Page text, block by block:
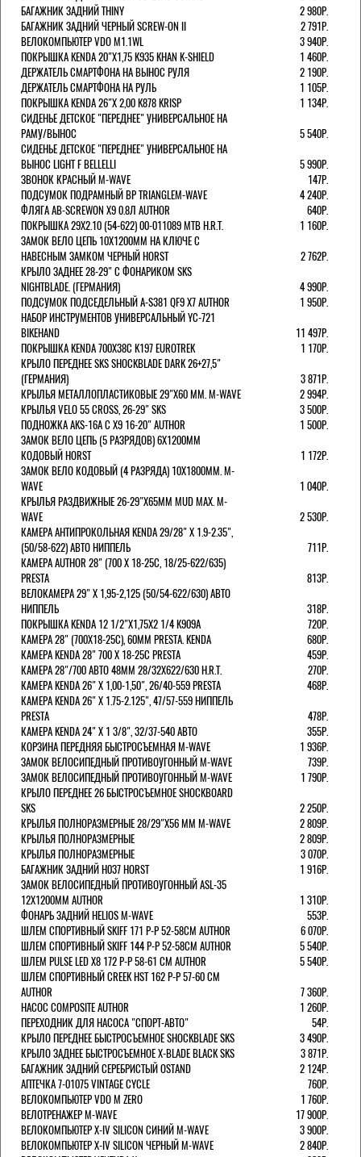
БАГАЖНИК ЗАДНИЙ THINY
2 980Р.
БАГАЖНИК ЗАДНИЙ ЧЕРНЫЙ SCREW-ON II
2 791Р.
ВЕЛОКОМПЬЮТЕР VDO M1.1WL
3 940Р.
ПОКРЫШКА KENDA 20"Х1,75 K935 KHAN K-SHIELD
1 460Р.
ДЕРЖАТЕЛЬ СМАРТФОНА НА ВЫНОС РУЛЯ
2 190Р.
ДЕРЖАТЕЛЬ СМАРТФОНА НА РУЛЬ
1 105Р.
ПОКРЫШКА KENDA 26"Х 2,00 K878 KRISP
1 134Р.
СИДЕНЬЕ ДЕТСКОЕ "ПЕРЕДНЕЕ" УНИВЕРСАЛЬНОЕ НА
РАМУ/ВЫНОС
5 540Р.
СИДЕНЬЕ ДЕТСКОЕ "ПЕРЕДНЕЕ" УНИВЕРСАЛЬНОЕ НА
ВЫНОС LIGHT F BELLELLI
5 990Р.
ЗВОНОК КРАСНЫЙ M-WAVE
147Р.
ПОДСУМОК ПОДРАМНЫЙ BP TRIANGLEM-WAVE
4 240Р.
ФЛЯГА AB-SCREWON X9 0.8Л AUTHOR
640Р.
ПОКРЫШКА 29X2.10 (54-622) 00-011089 MTB H.R.T.
1 160Р.
ЗАМОК ВЕЛО ЦЕПЬ 10Х1200ММ НА КЛЮЧЕ С
НАВЕСНЫМ ЗАМКОМ ЧЕРНЫЙ HORST
2 762Р.
КРЫЛО ЗАДНЕЕ 28-29" С ФОНАРИКОМ SKS
NIGHTBLADE. (ГЕРМАНИЯ)
4 990Р.
ПОДСУМОК ПОДСЕДЕЛЬНЫЙ A-S381 QF9 X7 AUTHOR
1 950Р.
НАБОР ИНСТРУМЕНТОВ УНИВЕРСАЛЬНЫЙ YC-721
BIKEHAND
11 497Р.
ПОКРЫШКА KENDA 700Х38С K197 EUROTREK
1 170Р.
КРЫЛО ПЕРЕДНЕЕ SKS SHOCKBLADE DARK 26+27,5"
(ГЕРМАНИЯ)
3 871Р.
КРЫЛЬЯ МЕТАЛЛОПЛАСТИКОВЫЕ 29"Х60 ММ. M-WAVE
2 994Р.
КРЫЛЬЯ VELO 55 CROSS, 26-29" SKS
3 500Р.
ПОДНОЖКА AKS-16A C X9 16-20" AUTHOR
1 500Р.
ЗАМОК ВЕЛО ЦЕПЬ (5 РАЗРЯДОВ) 6Х1200ММ
КОДОВЫЙ HORST
1 172Р.
ЗАМОК ВЕЛО КОДОВЫЙ (4 РАЗРЯДА) 10Х1800ММ. M-
WAVE
1 040Р.
КРЫЛЬЯ РАЗДВИЖНЫЕ 26-29"Х65ММ MUD MAX. M-
WAVE
2 530Р.
КАМЕРА АНТИПРОКОЛЬНАЯ KENDA 29/28" Х 1.9-2.35",
(50/58-622) АВТО НИППЕЛЬ
711Р.
КАМЕРА AUTHOR 28" (700 Х 18-25С, 18/25-622/635)
PRESTA
813Р.
ВЕЛОКАМЕРА 29" X 1,95-2,125 (50/54-622/630) АВТО
НИППЕЛЬ
318Р.
ПОКРЫШКА KENDA 12 1/2"Х1,75X2 1/4 K909A
720Р.
КАМЕРА 28" (700Х18-25С), 60ММ PRESTA. KENDA
680Р.
КАМЕРА KENDA 28" 700 Х 18-25С PRESTA
459Р.
КАМЕРА 28"/700 АВТО 48ММ 28/32Х622/630 H.R.T.
270Р.
КАМЕРА KENDA 26" Х 1,00-1,50", 26/40-559 PRESTA
468Р.
КАМЕРА KENDA 26" Х 1.75-2.125", 47/57-559 НИППЕЛЬ
PRESTA
478Р.
КАМЕРА KENDA 24" Х 1 3/8", 32/37-540 АВТО
355Р.
КОРЗИНА ПЕРЕДНЯЯ БЫСТРОСЪЕМНАЯ M-WAVE
1 936Р.
ЗАМОК ВЕЛОСИПЕДНЫЙ ПРОТИВОУГОННЫЙ M-WAVE
739Р.
ЗАМОК ВЕЛОСИПЕДНЫЙ ПРОТИВОУГОННЫЙ M-WAVE
1 790Р.
КРЫЛО ПЕРЕДНЕЕ 26 БЫСТРОСЪЕМНОЕ SHOCKBOARD
SKS
2 250Р.
КРЫЛЬЯ ПОЛНОРАЗМЕРНЫЕ 28/29"Х56 ММ M-WAVE
2 809Р.
КРЫЛЬЯ ПОЛНОРАЗМЕРНЫЕ
2 809Р.
КРЫЛЬЯ ПОЛНОРАЗМЕРНЫЕ
3 070Р.
БАГАЖНИК ЗАДНИЙ H037 HORST
1 916Р.
ЗАМОК ВЕЛОСИПЕДНЫЙ ПРОТИВОУГОННЫЙ ASL-35
12Х1200ММ AUTHOR
1 310Р.
ФОНАРЬ ЗАДНИЙ HELIOS M-WAVE
553Р.
ШЛЕМ СПОРТИВНЫЙ SKIFF 171 Р-Р 52-58СМ AUTHOR
6 070Р.
ШЛЕМ СПОРТИВНЫЙ SKIFF 144 Р-Р 52-58СМ AUTHOR
5 540Р.
ШЛЕМ PULSE LED X8 172 Р-Р 58-61 СМ AUTHOR
5 540Р.
ШЛЕМ СПОРТИВНЫЙ CREEK HST 162 Р-Р 57-60 СМ
AUTHOR
7 360Р.
НАСОС COMPOSITE AUTHOR
1 260Р.
ПЕРЕХОДНИК ДЛЯ НАСОСА "СПОРТ-АВТО"
54Р.
КРЫЛО ПЕРЕДНЕЕ БЫСТРОСЪЕМНОЕ SHOCKBLADE SKS
3 490Р.
КРЫЛО ЗАДНЕЕ БЫСТРОСЪЕМНОЕ X-BLADE BLACK SKS
3 871Р.
БАГАЖНИК ЗАДНИЙ СЕРЕБРИСТЫЙ OSTAND
2 124Р.
АПТЕЧКА 7-01075 VINTAGE CYCLE
760Р.
ВЕЛОКОМПЬЮТЕР VDO M ZERO
1 760Р.
ВЕЛОТРЕНАЖЕР M-WAVE
17 900Р.
ВЕЛОКОМПЬЮТЕР X-IV SILICON СИНИЙ M-WAVE
3 900Р.
ВЕЛОКОМПЬЮТЕР X-IV SILICON ЧЕРНЫЙ M-WAVE
2 840Р.